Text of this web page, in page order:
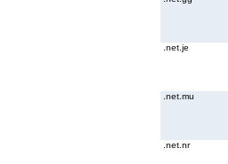
.net.je
.net.mu
.net.nr